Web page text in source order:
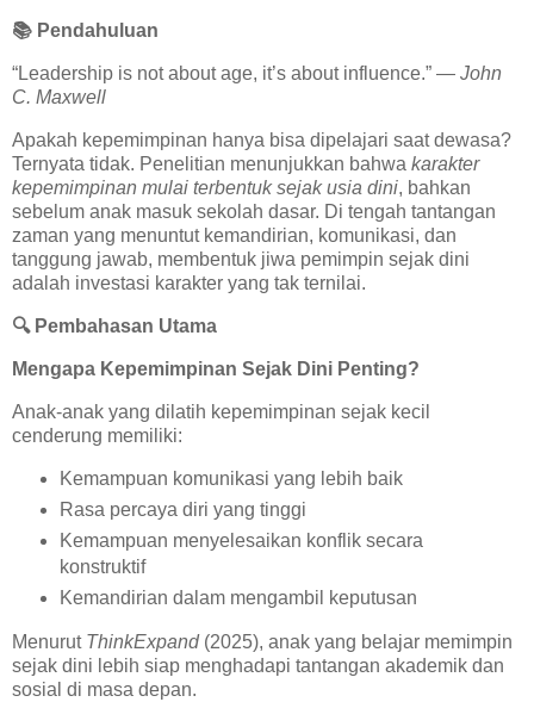
📚 Pendahuluan
“Leadership is not about age, it’s about influence.” — John
C. Maxwell
Apakah kepemimpinan hanya bisa dipelajari saat dewasa?
Ternyata tidak. Penelitian menunjukkan bahwa karakter
kepemimpinan mulai terbentuk sejak usia dini, bahkan
sebelum anak masuk sekolah dasar. Di tengah tantangan
zaman yang menuntut kemandirian, komunikasi, dan
tanggung jawab, membentuk jiwa pemimpin sejak dini
adalah investasi karakter yang tak ternilai.
🔍Pembahasan Utama
Mengapa Kepemimpinan Sejak Dini Penting?
Anak-anak yang dilatih kepemimpinan sejak kecil
cenderung memiliki:
Kemampuan komunikasi yang lebih baik
Rasa percaya diri yang tinggi
Kemampuan menyelesaikan konflik secara
konstruktif
Kemandirian dalam mengambil keputusan
Menurut ThinkExpand(2025), anak yang belajar memimpin
sejak dini lebih siap menghadapi tantangan akademik dan
sosial di masa depan.